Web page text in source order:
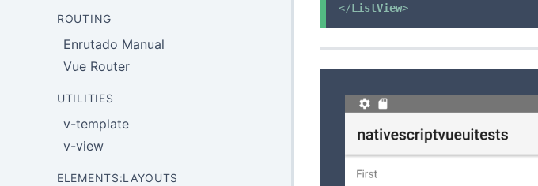
ROUTING
Enrutado Manual
Vue Router
UTILITIES
v-template
v-view
ELEMENTS:LAYOUTS
</ListView>